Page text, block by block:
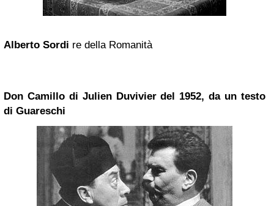
Alberto Sordi re della Romanità
Don Camillo di Julien Duvivier del 1952, da un testo
di Guareschi